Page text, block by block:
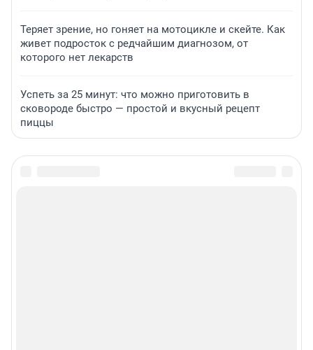
Теряет зрение, но гоняет на мотоцикле и скейте. Как
живет подросток с редчайшим диагнозом, от
которого нет лекарств
Успеть за 25 минут: что можно приготовить в
сковороде быстро — простой и вкусный рецепт
пиццы